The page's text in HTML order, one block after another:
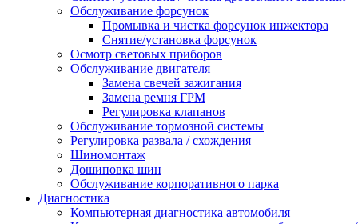
Обслуживание форсунок
Промывка и чистка форсунок инжектора
Снятие/установка форсунок
Осмотр световых приборов
Обслуживание двигателя
Замена свечей зажигания
Замена ремня ГРМ
Регулировка клапанов
Обслуживание тормозной системы
Регулировка развала / схождения
Шиномонтаж
Дошиповка шин
Обслуживание корпоративного парка
Диагностика
Компьютерная диагностика автомобиля